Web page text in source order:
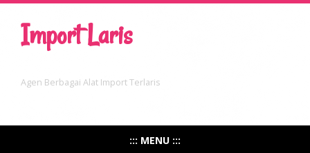
Import Laris
Agen Berbagai Alat Import Terlaris
::: MENU :::